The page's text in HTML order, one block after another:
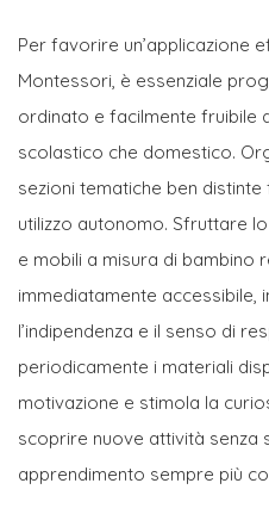
Per favorire un’applicazione
Montessori, è essenziale
ordinato e facilmente fruibile
scolastico che domestico.
sezioni tematiche ben
utilizzo autonomo. Sfruttare
e mobili a misura di bambino
immediatamente accessibile,
l’indipendenza e il senso di
periodicamente i materiali
motivazione e stimola la
scoprire nuove attività senza
apprendimento sempre più